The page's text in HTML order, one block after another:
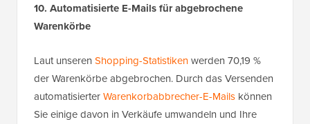
10. Automatisierte E-Mails für abgebrochene
Warenkörbe
Laut unseren Shopping-Statistikenwerden 70,19 %
der Warenkörbe abgebrochen. Durch das Versenden
automatisierterWarenkorbabbrecher-E-Mails können
Sie einige davon in Verkäufe umwandeln und Ihre